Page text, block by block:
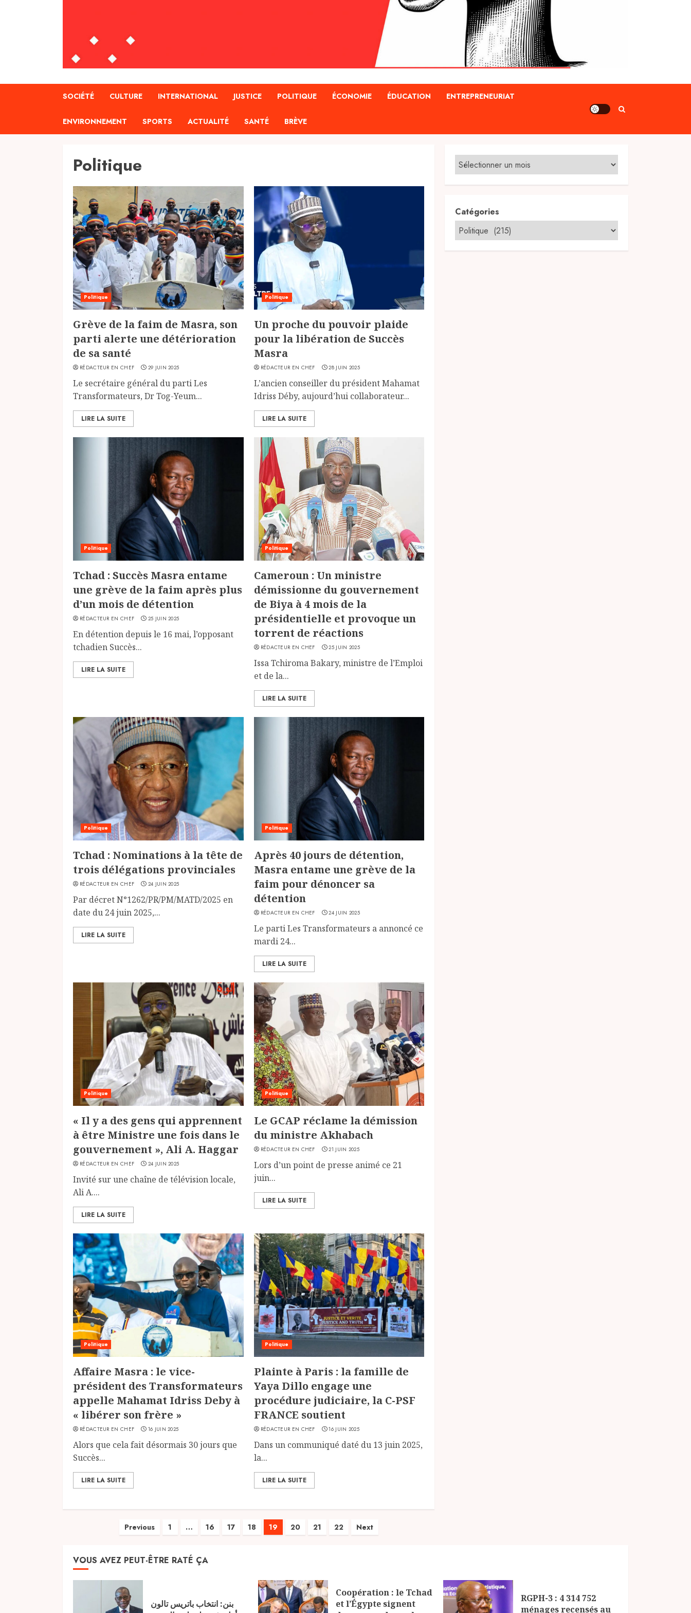
SOCIÉTÉ CULTURE INTERNATIONAL JUSTICE POLITIQUE ÉCONOMIE ÉDUCATION ENTREPRENEURIAT
ENVIRONNEMENT SPORTS ACTUALITÉ SANTÉ BRÈVE
Politique
Politique
Grève de la faim de Masra, son
parti alerte une détérioration
de sa santé
RÉDACTEUR EN CHEF 29 JUIN 2025
Le secrétaire général du parti Les
Transformateurs, Dr Tog-Yeum...
LIRE LA SUITE
Politique
Un proche du pouvoir plaide
pour la libération de Succès
Masra
RÉDACTEUR EN CHEF 28 JUIN 2025
L’ancien conseiller du président Mahamat
Idriss Déby, aujourd’hui collaborateur...
LIRE LA SUITE
Politique
Tchad : Succès Masra entame
une grève de la faim après plus
d’un mois de détention
RÉDACTEUR EN CHEF 25 JUIN 2025
En détention depuis le 16 mai, l’opposant
tchadien Succès...
LIRE LA SUITE
Politique
Cameroun : Un ministre
démissionne du gouvernement
de Biya à 4 mois de la
présidentielle et provoque un
torrent de réactions
RÉDACTEUR EN CHEF 25 JUIN 2025
Issa Tchiroma Bakary, ministre de l’Emploi
et de la...
LIRE LA SUITE
Politique
Tchad : Nominations à la tête de
trois délégations provinciales
RÉDACTEUR EN CHEF 24 JUIN 2025
Par décret N°1262/PR/PM/MATD/2025 en
date du 24 juin 2025,...
LIRE LA SUITE
Politique
Après 40 jours de détention,
Masra entame une grève de la
faim pour dénoncer sa
détention
RÉDACTEUR EN CHEF 24 JUIN 2025
Le parti Les Transformateurs a annoncé ce
mardi 24...
LIRE LA SUITE
Politique
« Il y a des gens qui apprennent
à être Ministre une fois dans le
gouvernement », Ali A. Haggar
RÉDACTEUR EN CHEF 24 JUIN 2025
Invité sur une chaîne de télévision locale,
Ali A....
LIRE LA SUITE
Politique
Le GCAP réclame la démission
du ministre Akhabach
RÉDACTEUR EN CHEF 21 JUIN 2025
Lors d’un point de presse animé ce 21
juin...
LIRE LA SUITE
Politique
Affaire Masra : le vice-
président des Transformateurs
appelle Mahamat Idriss Deby à
« libérer son frère »
RÉDACTEUR EN CHEF 16 JUIN 2025
Alors que cela fait désormais 30 jours que
Succès...
LIRE LA SUITE
Politique
Plainte à Paris : la famille de
Yaya Dillo engage une
procédure judiciaire, la C-PSF
FRANCE soutient
RÉDACTEUR EN CHEF 16 JUIN 2025
Dans un communiqué daté du 13 juin 2025,
la...
LIRE LA SUITE
Pagination
publications
Previous 1 … 16 17 18 19 20 21 22 Next
Catégories
VOUS AVEZ PEUT-ÊTRE RATÉ ÇA
بنن: انتخاب باتريس تالون
Coopération : le Tchad
et l’Égypte signent
RGPH-3 : 4 314 752
ménages recensés au